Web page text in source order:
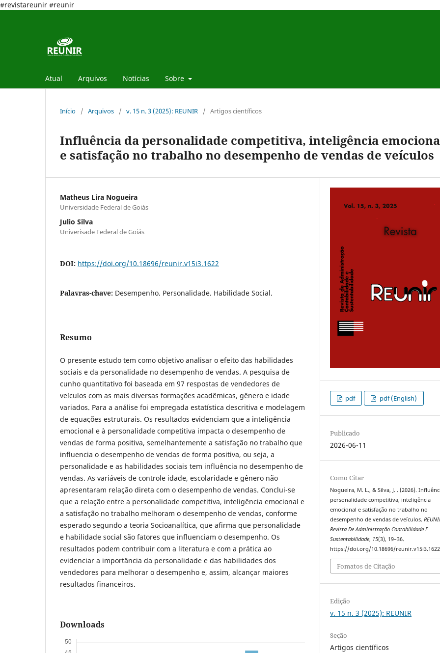
#revistareunir #reunir
Atual Arquivos Notícias Sobre
Início / Arquivos / v. 15 n. 3 (2025): REUNIR / Artigos científicos
Influência da personalidade competitiva, inteligência
e satisfação no trabalho no desempenho de vendas de veículos
Matheus Lira Nogueira
Universidade Federal de Goiás
Julio Silva
Univerisade Federal de Goiás
DOI: https://doi.org/10.18696/reunir.v15i3.1622
Palavras-chave: Desempenho. Personalidade. Habilidade Social.
Resumo
O presente estudo tem como objetivo analisar o efeito das habilidades
sociais e da personalidade no desempenho de vendas. A pesquisa de
cunho quantitativo foi baseada em 97 respostas de vendedores de
veículos com as mais diversas formações acadêmicas, gênero e idade
variados. Para a análise foi empregada estatística descritiva e modelagem
de equações estruturais. Os resultados evidenciam que a inteligência
emocional e à personalidade competitiva impacta o desempenho de
vendas de forma positiva, semelhantemente a satisfação no trabalho que
influencia o desempenho de vendas de forma positiva, ou seja, a
personalidade e as habilidades sociais tem influência no desempenho de
vendas. As variáveis de controle idade, escolaridade e gênero não
apresentaram relação direta com o desempenho de vendas. Conclui-se
que a relação entre a personalidade competitiva, inteligência emocional e
a satisfação no trabalho melhoram o desempenho de vendas, conforme
esperado segundo a teoria Socioanalítica, que afirma que personalidade
e habilidade social são fatores que influenciam o desempenho. Os
resultados podem contribuir com a literatura e com a prática ao
evidenciar a importância da personalidade e das habilidades dos
vendedores para melhorar o desempenho e, assim, alcançar maiores
resultados financeiros.
Downloads
pdf pdf (English)
Publicado
2026-06-11
Como Citar
Nogueira, M. L., & Silva, J. . (2026).
personalidade competitiva, inteligência
emocional e satisfação no trabalho no
desempenho de vendas de veículos.
Revista De Administração Contabilidade E
Sustentabilidade, 15(3), 19–36.
https://doi.org/10.18696/reunir.v15i3.1622
Fomatos de Citação
Edição
v. 15 n. 3 (2025): REUNIR
Seção
Artigos científicos